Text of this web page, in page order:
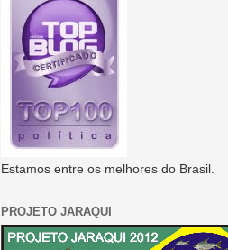
Estamos entre os melhores do Brasil.
PROJETO JARAQUI